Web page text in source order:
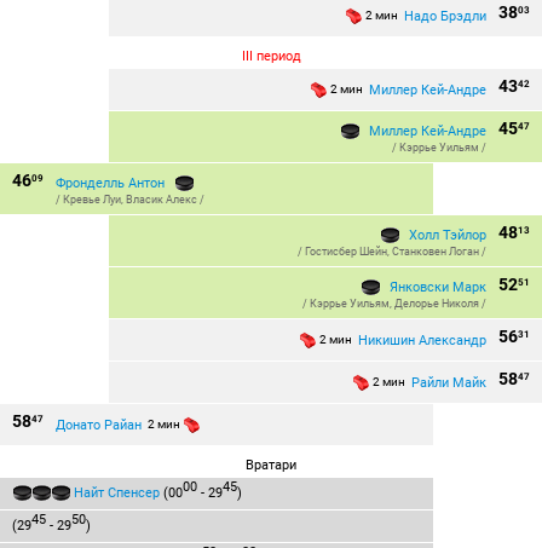
3803
2 мин Надо Брэдли
III период
4342
2 мин Миллер Кей-Андре
4547
Миллер Кей-Андре
/ Кэррье Уильям /
4609 Фронделль Антон
/ Кревье Луи, Власик Алекс /
4813
Холл Тэйлор
/ Гостисбер Шейн, Станковен Логан /
5251
Янковски Марк
/ Кэррье Уильям, Делорье Николя /
5631
2 мин Никишин Александр
5847
2 мин Райли Майк
5847 Донато Райан 2 мин
Вратари
Найт Спенсер (0000 - 2945)
(2945 - 2950)